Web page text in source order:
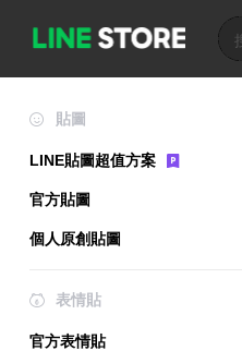
貼圖
LINE貼圖超值方案
官方貼圖
個人原創貼圖
表情貼
官方表情貼